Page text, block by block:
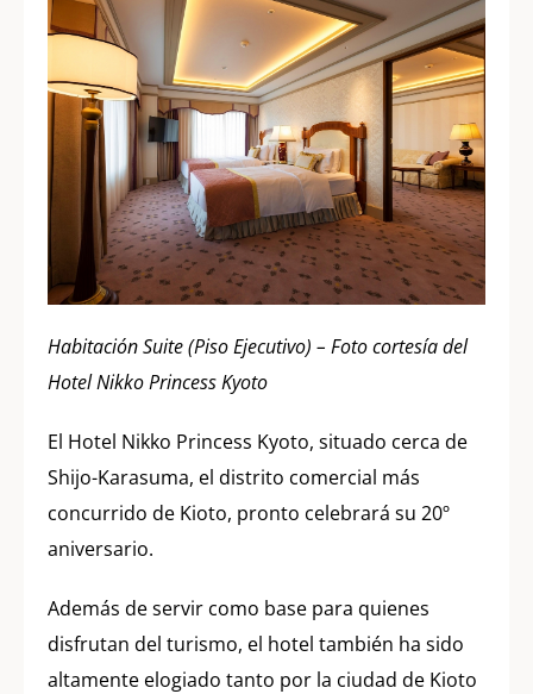
Habitación Suite (Piso Ejecutivo) – Foto cortesía del
Hotel Nikko Princess Kyoto
El Hotel Nikko Princess Kyoto, situado cerca de
Shijo-Karasuma, el distrito comercial más
concurrido de Kioto, pronto celebrará su 20º
aniversario.
Además de servir como base para quienes
disfrutan del turismo, el hotel también ha sido
altamente elogiado tanto por la ciudad de Kioto